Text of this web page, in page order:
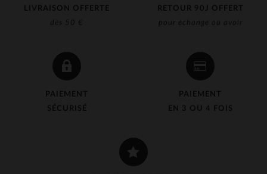
LIVRAISON OFFERTE
dès 50 €
RETOUR 90J OFFERT
pour échange ou avoir
PAIEMENT
SÉCURISÉ
PAIEMENT
EN 3 OU 4 FOIS